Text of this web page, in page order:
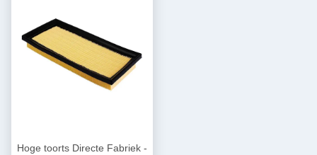
Hoge toorts Directe Fabriek -